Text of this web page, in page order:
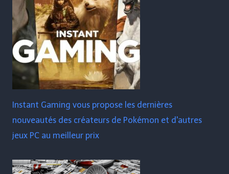
Instant Gaming vous propose les dernières
nouveautés des créateurs de Pokémon et d'autres
jeux PC au meilleur prix